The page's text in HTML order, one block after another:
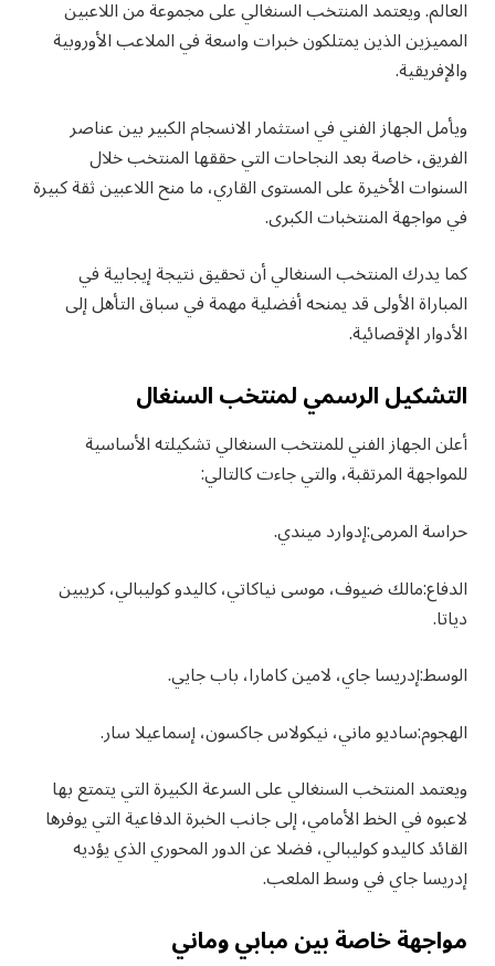
العالم. ويعتمد المنتخب السنغالي على مجموعة من اللاعبين
المميزين الذين يمتلكون خبرات واسعة في الملاعب الأوروبية
والإفريقية.
ويأمل الجهاز الفني في استثمار الانسجام الكبير بين عناصر
الفريق، خاصة بعد النجاحات التي حققها المنتخب خلال
السنوات الأخيرة على المستوى القاري، ما منح اللاعبين ثقة كبيرة
في مواجهة المنتخبات الكبرى.
كما يدرك المنتخب السنغالي أن تحقيق نتيجة إيجابية في
المباراة الأولى قد يمنحه أفضلية مهمة في سباق التأهل إلى
الأدوار الإقصائية.
التشكيل الرسمي لمنتخب السنغال
أعلن الجهاز الفني للمنتخب السنغالي تشكيلته الأساسية
للمواجهة المرتقبة، والتي جاءت كالتالي:
حراسة المرمى:إدوارد ميندي.
الدفاع:مالك ضيوف، موسى نياكاتي، كاليدو كوليبالي، كريبين
دياتا.
الوسط:إدريسا جاي، لامين كامارا، باب جايي.
الهجوم:ساديو ماني، نيكولاس جاكسون، إسماعيلا سار.
ويعتمد المنتخب السنغالي على السرعة الكبيرة التي يتمتع بها
لاعبوه في الخط الأمامي، إلى جانب الخبرة الدفاعية التي يوفرها
القائد كاليدو كوليبالي، فضلا عن الدور المحوري الذي يؤديه
إدريسا جاي في وسط الملعب.
مواجهة خاصة بين مبابي وماني